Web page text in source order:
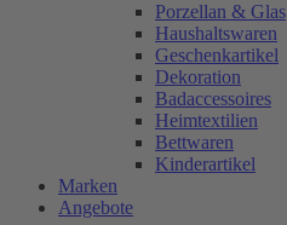
Porzellan & Glas
Haushaltswaren
Geschenkartikel
Dekoration
Badaccessoires
Heimtextilien
Bettwaren
Kinderartikel
Marken
Angebote